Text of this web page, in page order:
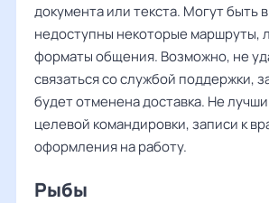
документа или текста. Могут быть
недоступны некоторые маршруты,
форматы общения. Возможно, не
связаться со службой поддержки,
будет отменена доставка. Не
целевой командировки, записи к
оформления на работу.
Рыбы